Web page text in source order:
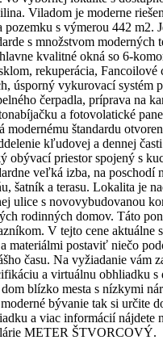
Viladom je moderne
pozemku s výmerou 442 m2.
s množstvom moderných
kvalitné okná so 6-
rekuperácia, Fancoilové
úsporný vykurovací systém
čerpadla, príprava na
a fotovolatické
modernému štandardu
kľudovej a dennej
obývací priestor spojený s
veľká izba, na poschodí
šatník a terasu. Lokalita je
ulice s novovybudovanou
rodinných domov. Táto
V tejto cene aktuálne
materiálmi postaviť niečo
času. Na vyžiadanie vám
a virtuálnu obhliadku
blízko mesta s nízkymi
bývanie tak si určite
a viac informácií nájdete
METER ŠTVORCOVÝ.